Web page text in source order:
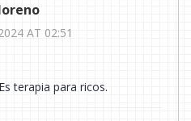
AT 02:51
terapia para ricos.